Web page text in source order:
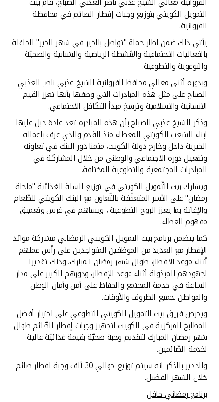
خدمات ما بعد البيع
اتصل بنا
مواقع الفروع وأجهزة الصرف الآلي
ألمانيا
ماليزيا
تركيا
مصر
المملكة المتحدة
مملكة البحرين
التمويل الكويتي بتوزيع وجبات إفطار الصائم في محافظة
الفروانية.
يأتي ذلك ضمن اطار حملة "تواصل بالخير في شهر الخير" الحافلة
بالفعاليات الاجتماعية والأنشطة الرياضية والشبابية والصحيّة
والتوعوية والتطوعية.
وبدوره أثنى معالي محافظ الفروانية الشيخ عذبي ناصر العذبي
الصباح على مثل هذه المبادرات التي وصفها بأنها تعزز القيم
الانسانية والاسلامية وترسخ مبدأ التكافل الاجتماعي.
وذكر الشيخ عذبي الصباح بأن هذه المبادره تعد عادة جبل عليها
ابناء الشعب الكويتي المعطاء منذ القدم والذي عرف باعماله
الخيرية داخل وخارج دولة الكويت، مثمنا دور البنك في تعاونه
وتفعيل دوره الاجتماعي والوطني من خلال المشاركة في
المبادرات المجتمعية والتطوعية المختلفة.
ويشارك بيت التّمويل الكويتي في توزيع السلة الغذائية "ماجلة
رمضان" على الأسر المتعفّفة بالتّعاون مع البنك الكويتي للطّعام
والإغاثة بما يعزز الروح التطوعية ، ويساهم في غرس وتعميق
مفهوم العطاء.
كما يتضمن برنامج بيت التمويل الكويتي الرمضاني مشاركة موائد
الإفطار مع العديد من الموظفين المتواجدين على رأس عملهم
أثناء موعد الافطار، طوال شهر رمضان المبارك، وذلك تقديرا
لجهودهم المبذولة أثناء موعد الإفطار، ودورهم الكبير على مدار
الساعة في خدمة المجتمع والحفاظ على أمن وأمان الوطن
والمواطن بجميع الظروف والأوقات.
ويحرص فريق بيت التمويل الكويتي التطوعي على اختيار أفضل
المطابخ المركزية في الكويت لتجهيز وجبات إفطار الصّائم طوال
شهر رمضان المبارك لتقديم وجبة صحيّة بقيمة غذائيّة عالية
لخدمة الصّائمين.
والجدير بالذكر انه سيتم توزيع حوالي 30 ألف وجبة افطار صائم
خلال الشهر الفضيل.
برنامج رمضاني حافل